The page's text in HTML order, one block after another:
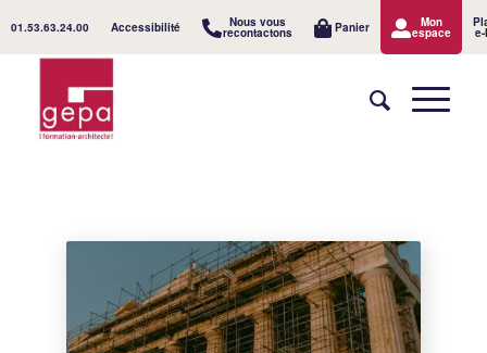
01.53.63.24.00 Accessibilité Nous vous
recontactons Panier Mon
espace